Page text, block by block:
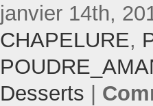
janvier 14th,
CHAPELURE,
Desserts |